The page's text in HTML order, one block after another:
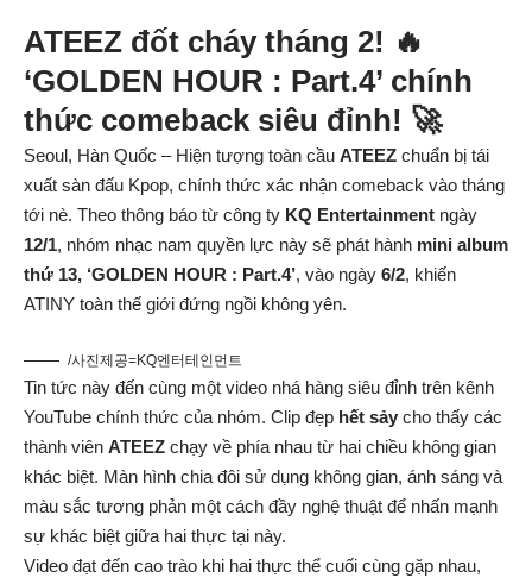
ATEEZ đốt cháy tháng 2! 🔥
‘GOLDEN HOUR : Part.4’ chính
thức comeback siêu đỉnh! 🚀
Seoul, Hàn Quốc – Hiện tượng toàn cầu ATEEZ chuẩn bị tái
xuất sàn đấu Kpop, chính thức xác nhận comeback vào tháng
tới nè. Theo thông báo từ công ty KQ Entertainment ngày
12/1, nhóm nhạc nam quyền lực này sẽ phát hành mini album
thứ 13, ‘GOLDEN HOUR : Part.4’, vào ngày 6/2, khiến
ATINY toàn thế giới đứng ngồi không yên.
/사진제공=KQ엔터테인먼트
Tin tức này đến cùng một video nhá hàng siêu đỉnh trên kênh
YouTube chính thức của nhóm. Clip đẹp hết sảy cho thấy các
thành viên ATEEZ chạy về phía nhau từ hai chiều không gian
khác biệt. Màn hình chia đôi sử dụng không gian, ánh sáng và
màu sắc tương phản một cách đầy nghệ thuật để nhấn mạnh
sự khác biệt giữa hai thực tại này.
Video đạt đến cao trào khi hai thực thể cuối cùng gặp nhau,